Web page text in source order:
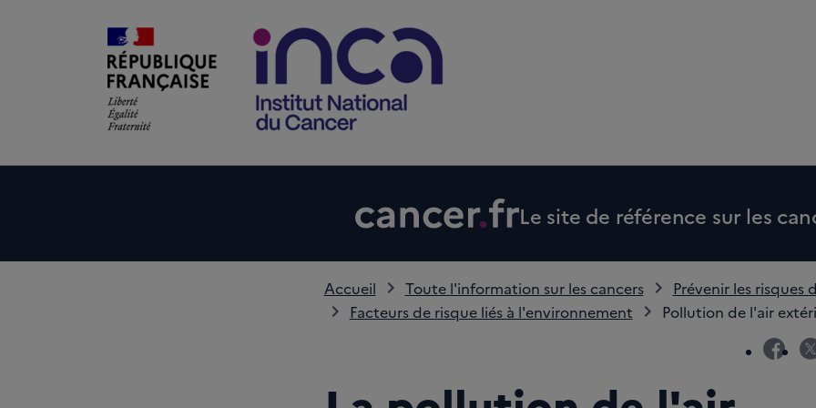
Le site de référence sur les
Accueil Toute l'information sur les cancers
Prévenir les risques
Facteurs de risque liés à l'environnement
Pollution de l'air